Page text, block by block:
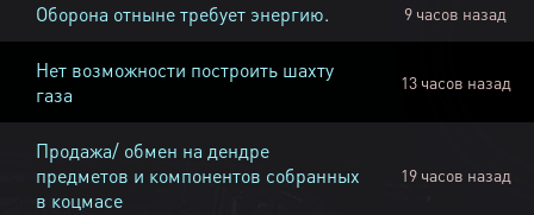
Оборона отныне требует энергию. 9 часов назад
Нет возможности построить шахту
газа
13 часов назад
Продажа/ обмен на дендре
предметов и компонентов собранных
в коцмасе
19 часов назад